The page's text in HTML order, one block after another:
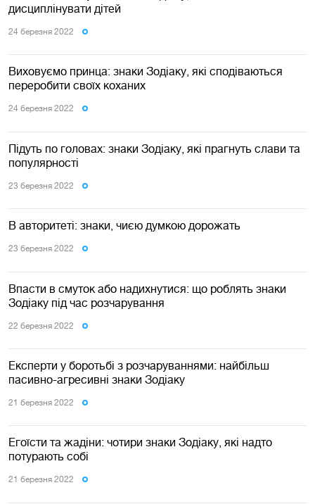
дисциплінувати дітей
24 березня 2022
Виховуємо принца: знаки Зодіаку, які сподіваються
переробити своїх коханих
24 березня 2022
Підуть по головах: знаки Зодіаку, які прагнуть слави та
популярності
23 березня 2022
В авторитеті: знаки, чиєю думкою дорожать
23 березня 2022
Впасти в смуток або надихнутися: що роблять знаки
Зодіаку під час розчарування
22 березня 2022
Експерти у боротьбі з розчаруваннями: найбільш
пасивно-агресивні знаки Зодіаку
21 березня 2022
Егоїсти та жадіни: чотири знаки Зодіаку, які надто
потурають собі
21 березня 2022